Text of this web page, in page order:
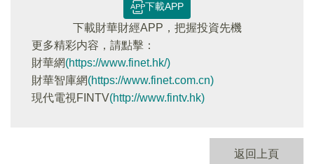
下載APP
下載財華財經APP，把握投資先機
更多精彩内容，請點擊：
財華網(https://www.finet.hk/)
財華智庫網(https://www.finet.com.cn)
現代電視FINTV(http://www.fintv.hk)
返回上頁